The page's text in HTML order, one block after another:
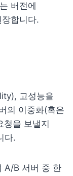
버전에
합니다.
고성능을
의 이중화(혹은
청을 보낼지
다.
A/B 서버 중 한